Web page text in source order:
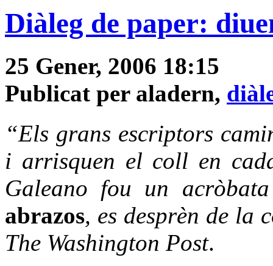
Diàleg de paper:
25 Gener, 2006 18:15
Publicat per aladern,
“Els grans escriptors
i arrisquen el coll en
Galeano fou un
abrazos, es desprèn de la
The Washington Post.